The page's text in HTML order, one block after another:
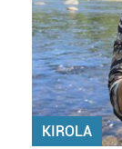
KIROLA